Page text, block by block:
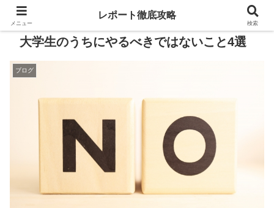
大学生のうちにやるべきではないこと4選
ブログ
メニュー
レポート徹底攻略
検索